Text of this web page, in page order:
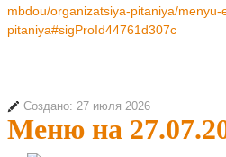
mbdou/organizatsiya-pitaniya/
pitaniya#sigProId44761d307c
Создано: 27 июля 2026
Меню на